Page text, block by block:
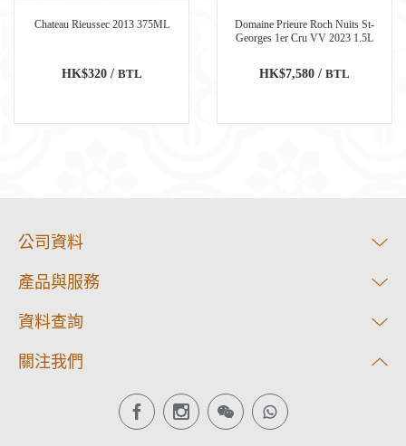
Chateau Rieussec 2013 375ML
HK$320 / BTL
Domaine Prieure Roch Nuits St-
Georges 1er Cru VV 2023 1.5L
HK$7,580 / BTL
公司資料
產品與服務
資料查詢
關注我們